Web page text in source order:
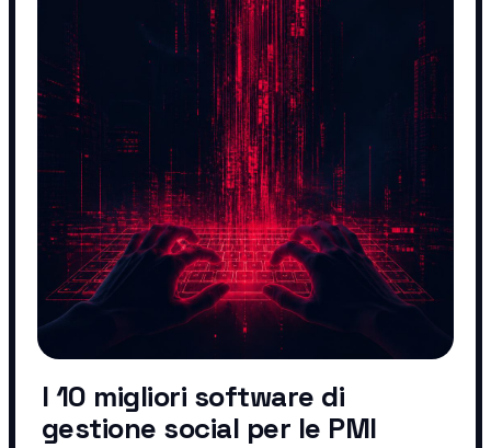
I 10 migliori software di
gestione social per le PMI